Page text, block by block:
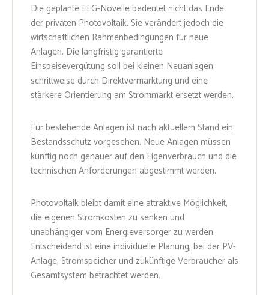
Die geplante EEG-Novelle bedeutet nicht das Ende
der privaten Photovoltaik. Sie verändert jedoch die
wirtschaftlichen Rahmenbedingungen für neue
Anlagen. Die langfristig garantierte
Einspeisevergütung soll bei kleinen Neuanlagen
schrittweise durch Direktvermarktung und eine
stärkere Orientierung am Strommarkt ersetzt werden.
Für bestehende Anlagen ist nach aktuellem Stand ein
Bestandsschutz vorgesehen. Neue Anlagen müssen
künftig noch genauer auf den Eigenverbrauch und die
technischen Anforderungen abgestimmt werden.
Photovoltaik bleibt damit eine attraktive Möglichkeit,
die eigenen Stromkosten zu senken und
unabhängiger vom Energieversorger zu werden.
Entscheidend ist eine individuelle Planung, bei der PV-
Anlage, Stromspeicher und zukünftige Verbraucher als
Gesamtsystem betrachtet werden.